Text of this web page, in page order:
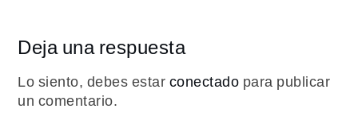
Deja una respuesta
Lo siento, debes estar conectado para publicar
un comentario.